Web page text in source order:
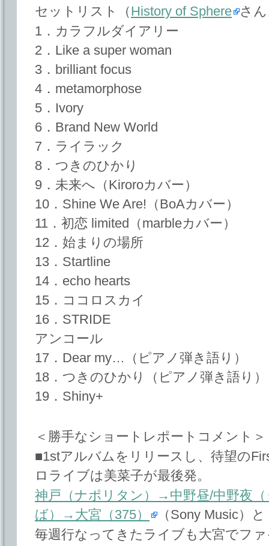
セットリスト（History of Sphere
さ
1．カラフルダイアリー
2．Like a super woman
3．brilliant focus
4．metamorphose
5．Ivory
6．Brand New World
7．ライラック
8．つきのひかり
9．未来へ（Kiroroカバー）
10．Shine We Are!（BoAカバー）
11．初恋 limited（marbleカバー）
12．始まりの場所
13．Startline
14．echo hearts
15．ココロスカイ
16．STRIDE
アンコール
17．Dear my…（ピアノ弾き語り）
18．つきのひかり（ピアノ弾き語り）
19．Shiny+
＜勝手なショートレポートコメント＞
■1stアルバムをリリースし、待望の
ロライブは美菜子が最後発。
神戸（ナポリタン）→中野昼/中野夜
ば）→大宮（375）
（Sony Music）と
毎週行なってきたライブも大宮でフ